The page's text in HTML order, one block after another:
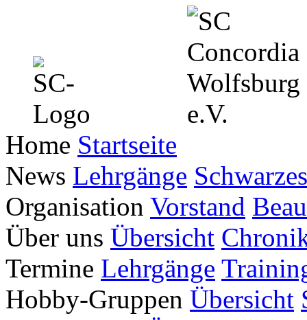
Home Startseite
News Lehrgänge
Organisation Vorstand
Über uns Übersicht
Termine Lehrgänge
Hobby-Gruppen Übersicht